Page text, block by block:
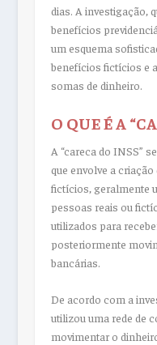
dias. A investigação,
benefícios
um esquema
benefícios fictícios e
somas de dinheiro.
O QUE É A
A “careca do INSS”
que envolve a
fictícios, geralmente
pessoas reais ou
utilizados para
posteriormente
bancárias.
De acordo com a
utilizou uma rede de
movimentar o